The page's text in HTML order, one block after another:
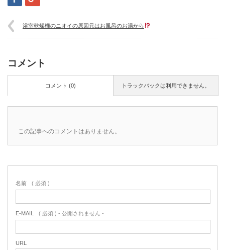
浴室乾燥機のニオイの原因元はお風呂のお湯から
コメント
トラックバックは利用できません。
コメント (0)
この記事へのコメントはありません。
名前 ( 必須 )
E-MAIL ( 必須 ) - 公開されません -
URL